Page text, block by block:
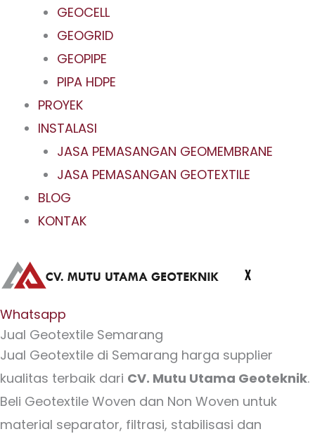
GEOCELL
GEOGRID
GEOPIPE
PIPA HDPE
PROYEK
INSTALASI
JASA PEMASANGAN GEOMEMBRANE
JASA PEMASANGAN GEOTEXTILE
BLOG
KONTAK
X
Whatsapp
Jual Geotextile Semarang
Jual Geotextile di Semarang harga supplier
kualitas terbaik dari CV. Mutu Utama Geoteknik.
Beli Geotextile Woven dan Non Woven untuk
material separator, filtrasi, stabilisasi dan